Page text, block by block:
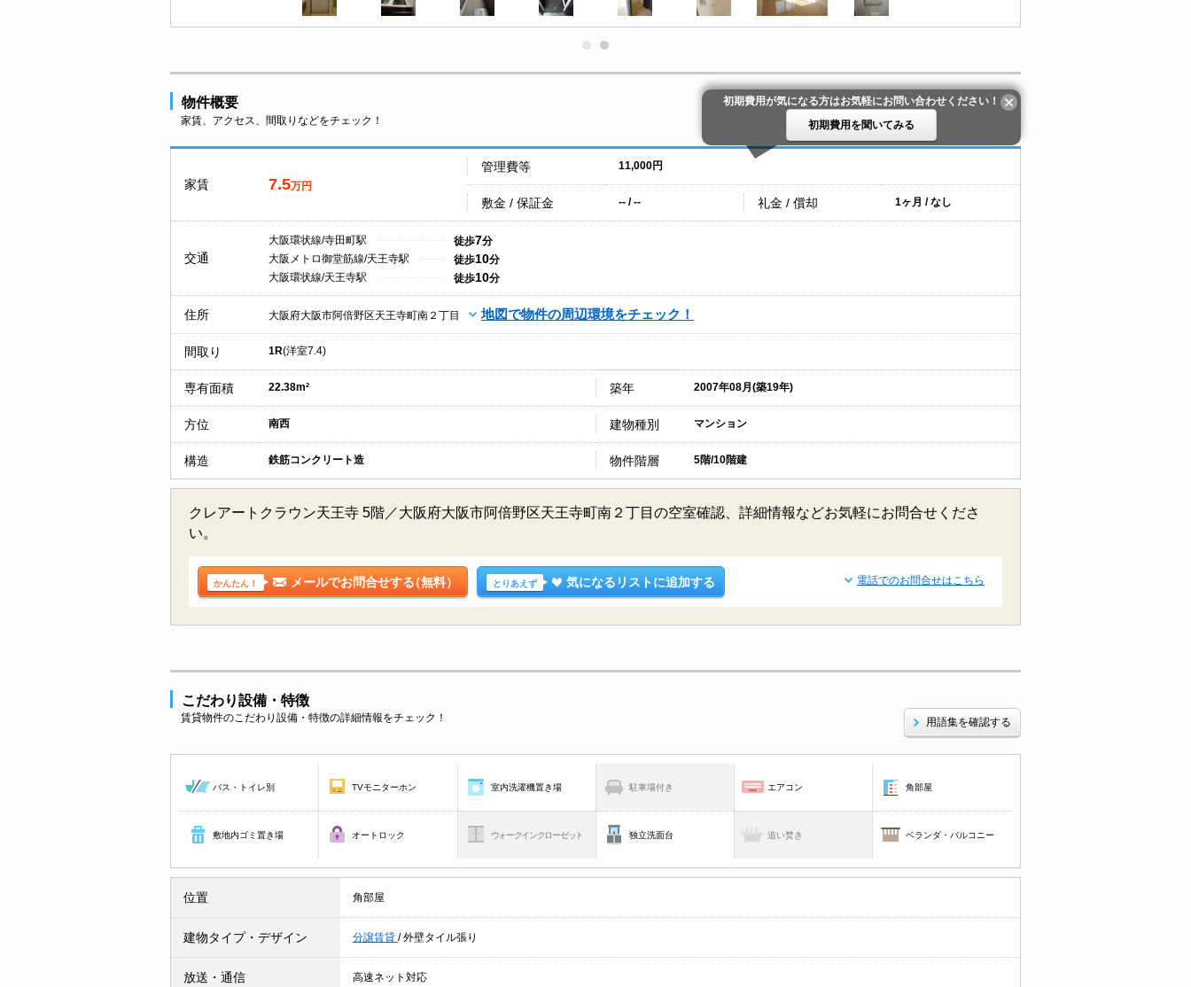
物件概要
家賃、アクセス、間取りなどをチェック！
初期費用が気になる方はお気軽にお問い合わせください！
初期費用を聞いてみる
家賃 7.5万円
管理費等 11,000円
敷金 / 保証金 -- / -- 礼金 / 償却 1ヶ月 / なし
交通
大阪環状線/寺田町駅 徒歩7分
大阪メトロ御堂筋線/天王寺駅
徒歩10分
大阪環状線/天王寺駅
徒歩10分
住所 大阪府大阪市阿倍野区天王寺町南２丁目 地図で物件の周辺環境をチェック！
間取り 1R(洋室7.4)
専有面積 22.38m² 築年 2007年08月(築19年)
方位 南西 建物種別 マンション
構造 鉄筋コンクリート造 物件階層 5階/10階建
クレアートクラウン天王寺 5階／大阪府大阪市阿倍野区天王寺町南２丁目の空室確認、詳細情報などお気軽にお問合せくださ
い。
かんたん！ メールでお問合せする（無料） とりあえず 気になるリストに追加する 電話でのお問合せはこちら
こだわり設備・特徴
賃貸物件のこだわり設備・特徴の詳細情報をチェック！ 用語集を確認する
バス・トイレ別 TVモニターホン 室内洗濯機置き場 駐車場付き エアコン 角部屋
敷地内ゴミ置き場 オートロック ウォークインクローゼット 独立洗面台 追い焚き ベランダ・バルコニー
位置 角部屋
建物タイプ・デザイン 分譲賃貸 /外壁タイル張り
放送・通信 高速ネット対応